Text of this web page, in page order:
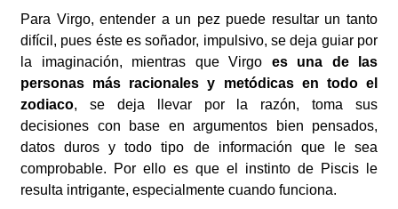
Para Virgo, entender a un pez puede resultar un tanto
difícil, pues éste es soñador, impulsivo, se deja guiar por
la imaginación, mientras que Virgo es una de las
personas más racionales y metódicas en todo el
zodiaco, se deja llevar por la razón, toma sus
decisiones con base en argumentos bien pensados,
datos duros y todo tipo de información que le sea
comprobable. Por ello es que el instinto de Piscis le
resulta intrigante, especialmente cuando funciona.